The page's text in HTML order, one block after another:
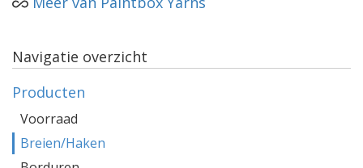
Navigatie overzicht
Producten
Voorraad
Breien/Haken